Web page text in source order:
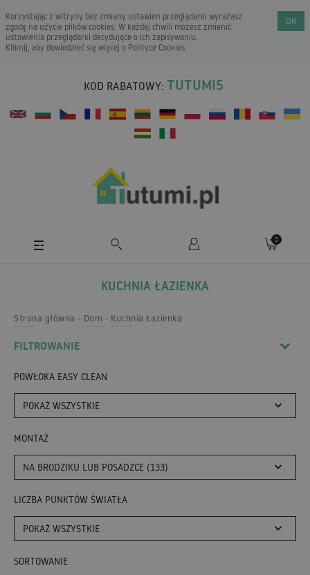
Korzystając z witryny bez zmiany ustawień przeglądarki wyrażasz
zgodę na użycie plików cookies. W każdej chwili możesz zmienić
ustawienia przeglądarki decydujące o ich zapisywaniu.
Kliknij, aby dowiedzieć się więcej o Polityce Cookies.
OK
KOD RABATOWY: TUTUMI5
0
KUCHNIA ŁAZIENKA
Strona główna Dom Kuchnia Łazienka
FILTROWANIE
POWŁOKA EASY CLEAN
POKAŻ WSZYSTKIE
MONTAŻ
NA BRODZIKU LUB POSADZCE (133)
LICZBA PUNKTÓW ŚWIATŁA
POKAŻ WSZYSTKIE
SORTOWANIE